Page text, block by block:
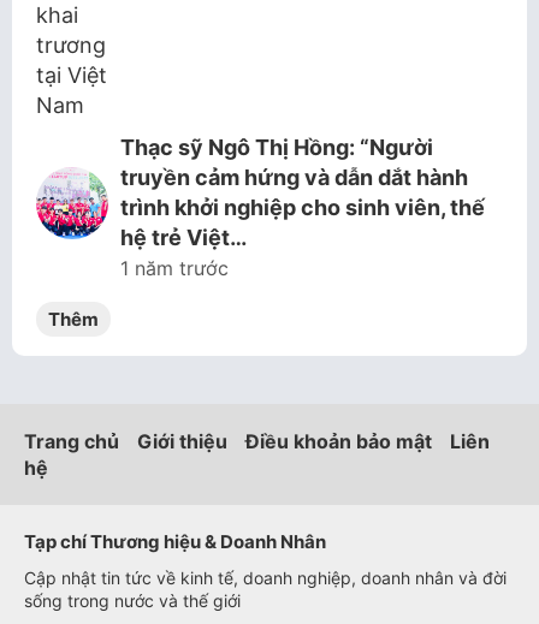
Thạc sỹ Ngô Thị Hồng: “Người
truyền cảm hứng và dẫn dắt hành
trình khởi nghiệp cho sinh viên, thế
hệ trẻ Việt…
1 năm trước
Thêm
Trang chủ Giới thiệu Điều khoản bảo mật
Liên
hệ
Tạp chí Thương hiệu & Doanh Nhân
Cập nhật tin tức về kinh tế, doanh nghiệp, doanh nhân và đời
sống trong nước và thế giới